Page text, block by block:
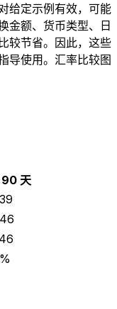
给定示例有效，可能
金额、货币类型、日
较节省。因此，这些
导使用。汇率比较图
90 天